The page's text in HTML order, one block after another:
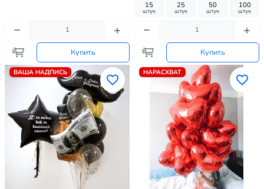
Купить
15
штук
25
штук
50
штук
100
штук
Купить
ВАША НАДПИСЬ НАРАСХВАТ